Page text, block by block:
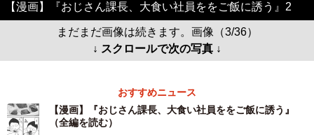
【漫画】『おじさん課長、大食い社員ををご飯に誘う』2
まだまだ画像は続きます。画像（3/36）
↓ スクロールで次の写真 ↓
おすすめニュース
【漫画】『おじさん課長、大食い社員ををご飯に誘う』
（全編を読む）